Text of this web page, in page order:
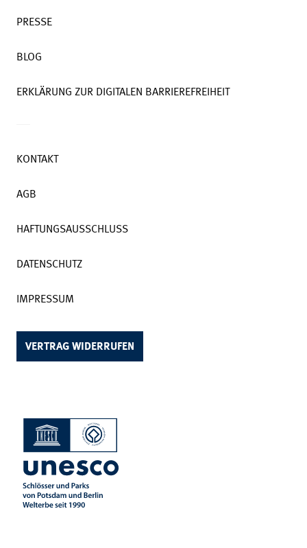
PRESSE
BLOG
ERKLÄRUNG ZUR DIGITALEN BARRIEREFREIHEIT
KONTAKT
AGB
HAFTUNGSAUSSCHLUSS
DATENSCHUTZ
IMPRESSUM
VERTRAG WIDERRUFEN